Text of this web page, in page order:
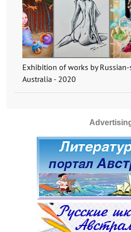
Exhibition of works by
Australia - 2020